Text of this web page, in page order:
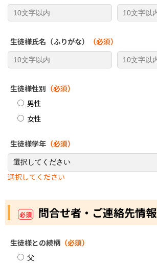
生徒様氏名（ふりがな） （必須）
生徒様性別 （必須）
男性
女性
生徒様学年 （必須）
選択してください
必須 問合せ者・ご連絡先情報
生徒様との続柄 （必須）
父